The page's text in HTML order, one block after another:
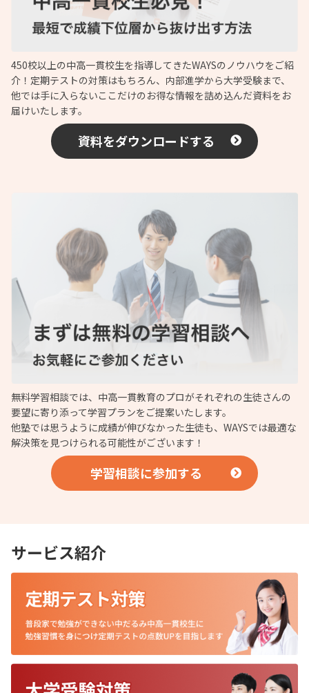
450校以上の中高一貫校生を指導してきたWAYSのノウハウをご紹
介！定期テストの対策はもちろん、内部進学から大学受験まで、
他では手に入らないここだけのお得な情報を詰め込んだ資料をお
届けいたします。
資料をダウンロードする
無料学習相談では、中高一貫教育のプロがそれぞれの生徒さんの
要望に寄り添って学習プランをご提案いたします。
他塾では思うように成績が伸びなかった生徒も、WAYSでは最適な
解決策を見つけられる可能性がございます！
学習相談に参加する
サービス紹介